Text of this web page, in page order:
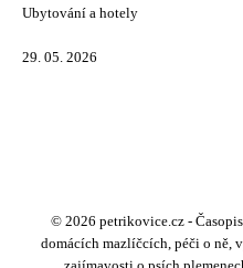
Ubytování a hotely
29. 05. 2026
© 2026 petrikovice.cz -
domácích mazlíčcích, péči o ně,